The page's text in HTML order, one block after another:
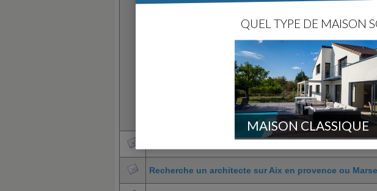
Recherche un architecte sur Aix en provence ou
QUEL TYPE DE MAISON
MAISON CLASSIQUE